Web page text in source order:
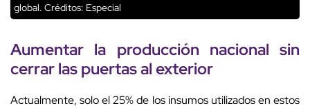
global. Créditos: Especial
Aumentar la producción nacional sin
cerrar las puertas al exterior
Actualmente, solo el 25% de los insumos utilizados en estos